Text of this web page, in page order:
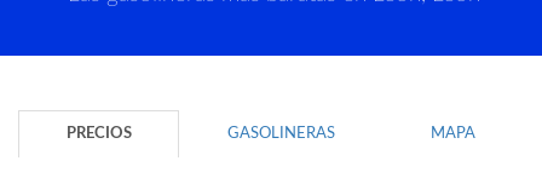
PRECIOS GASOLINERAS MAPA